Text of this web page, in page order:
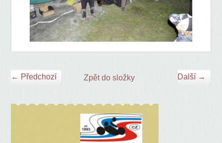
← Předchozí Další →
Zpět do složky